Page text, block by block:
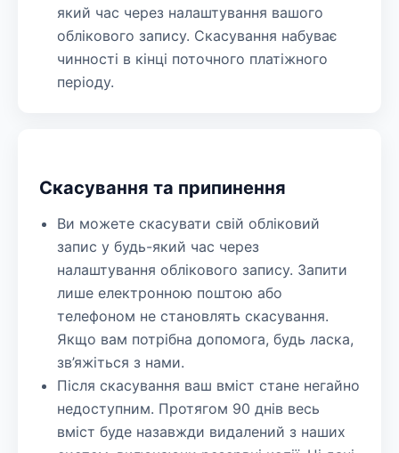
який час через налаштування вашого
облікового запису. Скасування набуває
чинності в кінці поточного платіжного
періоду.
Скасування та припинення
Ви можете скасувати свій обліковий
запис у будь-який час через
налаштування облікового запису. Запити
лише електронною поштою або
телефоном не становлять скасування.
Якщо вам потрібна допомога, будь ласка,
зв’яжіться з нами.
Після скасування ваш вміст стане негайно
недоступним. Протягом 90 днів весь
вміст буде назавжди видалений з наших